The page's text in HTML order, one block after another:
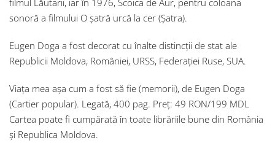
filmul Lăutarii, iar în 1976, Scoica de Aur, pentru coloana
sonoră a filmului O șatră urcă la cer (Șatra).
Eugen Doga a fost decorat cu înalte distincții de stat ale
Republicii Moldova, României, URSS, Federației Ruse, SUA.
Viața mea așa cum a fost să fie (memorii), de Eugen Doga
(Cartier popular). Legată, 400 pag. Preț: 49 RON/199 MDL
Cartea poate fi cumpărată în toate librăriile bune din România
și Republica Moldova.